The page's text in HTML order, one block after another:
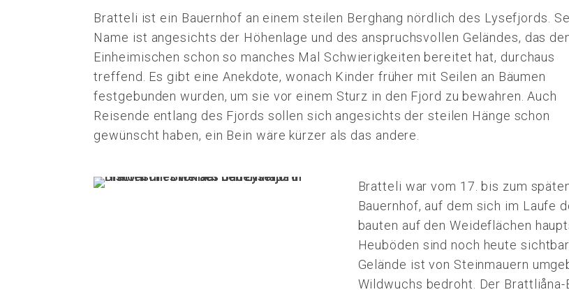
Bratteli ist ein Bauernhof an einem steilen Berghang nördlich des Lysefjords.
Name ist angesichts der Höhenlage und des anspruchsvollen Geländes, das
Einheimischen schon so manches Mal Schwierigkeiten bereitet hat, durchaus
treffend. Es gibt eine Anekdote, wonach Kinder früher mit Seilen an Bäumen
festgebunden wurden, um sie vor einem Sturz in den Fjord zu bewahren. Auch
Reisende entlang des Fjords sollen sich angesichts der steilen Hänge schon
gewünscht haben, ein Bein wäre kürzer als das andere.
Bratteli war vom 17. bis zum
Bauernhof, auf dem sich im Laufe
bauten auf den Weideflächen
Heuböden sind noch heute
Gelände ist von Steinmauern
Wildwuchs bedroht. Der